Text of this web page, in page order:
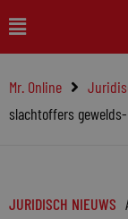
naar
inhoud
Main
Menu
Mr. Online
slachtoffers
JURIDISCH NIEUWS